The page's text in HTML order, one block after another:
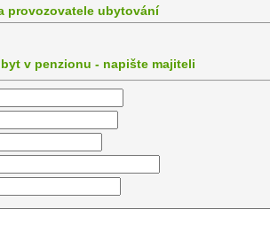
provozovatele ubytování
v penzionu - napište majiteli